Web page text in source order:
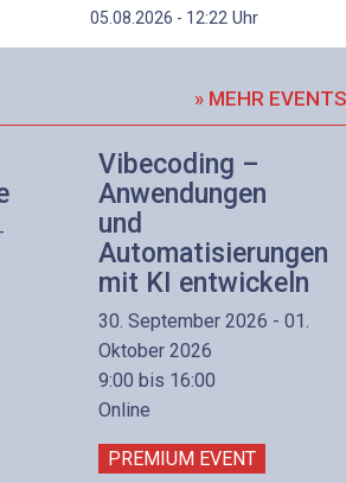
05.08.2026 - 12:22 Uhr
» MEHR EVENTS
Vibecoding –
Anwendungen
und
Automatisierungen
mit KI entwickeln
30. September 2026 - 01.
Oktober 2026
9:00 bis 16:00
Online
PREMIUM EVENT